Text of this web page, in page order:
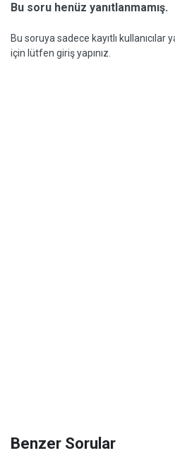
Bu soru henüz yanıtlanmamış.
Bu soruya sadece kayıtlı kullanıcılar
için lütfen giriş yapınız.
Benzer Sorular